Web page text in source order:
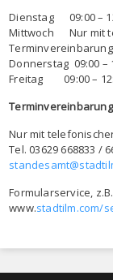
Dienstag 09:00 –
Mittwoch Nur mit
Donnerstag 09:00 –
Freitag 09:00 –
Nur mit
Tel. 03629 668833 /
Formularservice,
www.stadtilm.com/